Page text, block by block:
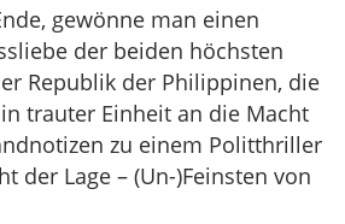
gewönne man einen
der beiden höchsten
Republik der Philippinen, die
trauter Einheit an die Macht
zu einem Politthriller
der Lage – (Un-)Feinsten von